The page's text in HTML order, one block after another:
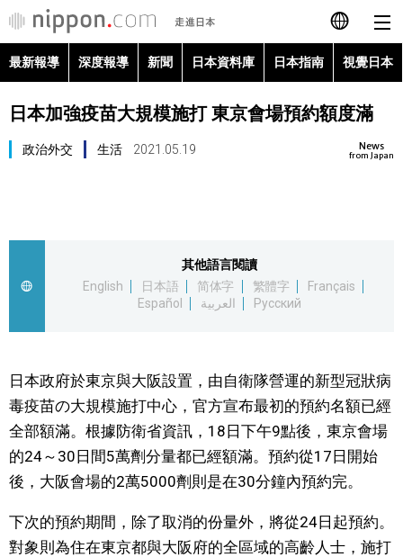
日本語
English
العربية
日本指南
視覺日本
臺灣香港
更多
最新報導 深度報導 新聞 日本資料庫 日本指南 視覺日本
日本加強疫苗大規模施打 東京會場預約額度滿
News
from Japan
政治外交 生活 2021.05.19
其他語言閱讀
English
日本語 简体字 繁體字
Français
Español
العربية Русский
日本政府於東京與大阪設置，由自衛隊營運的新型冠狀病
毒疫苗の大規模施打中心，官方宣布最初的預約名額已經
全部額滿。根據防衛省資訊，18日下午9點後，東京會場
的24～30日間5萬劑分量都已經額滿。預約從17日開始
後，大阪會場的2萬5000劑則是在30分鐘內預約完。
下次的預約期間，除了取消的份量外，將從24日起預約。
對象則為住在東京都與大阪府的全區域的高齡人士，施打